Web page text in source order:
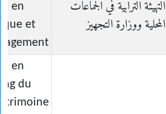
التهيئة الترابية في الجماعات
المحلية ووزارة التجهيز
en
et
en
du